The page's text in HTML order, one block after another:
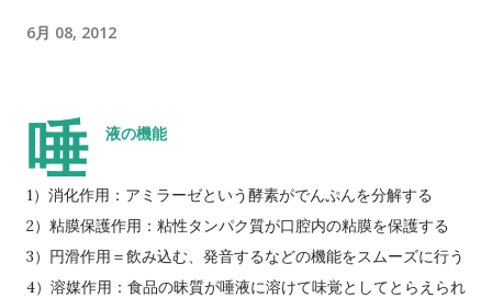
6月 08, 2012
唾 液の機能
1）消化作用：アミラーゼという酵素がでんぷんを分解する
2）粘膜保護作用：粘性タンパク質が口腔内の粘膜を保護する
3）円滑作用＝飲み込む、発音するなどの機能をスムーズに行う
4）溶媒作用：食品の昧質が唾液に溶けて味覚としてとらえられ